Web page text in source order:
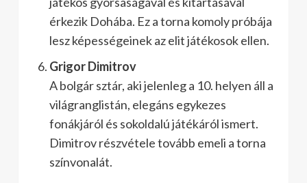
érkezik Dohába. Ez a torna komoly próbája
lesz képességeinek az elit játékosok ellen.
Grigor Dimitrov
A bolgár sztár, aki jelenleg a 10. helyen áll a
világranglistán, elegáns egykezes
fonákjáról és sokoldalú játékáról ismert.
Dimitrov részvétele tovább emeli a torna
színvonalát.